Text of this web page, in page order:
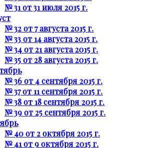
№ 31 от 31 июля 2015 г.
№ 32 от 7 августа 2015 г.
№ 33 от 14 августа 2015 г.
№ 34 от 21 августа 2015 г.
№ 35 от 28 августа 2015 г.
№ 36 от 4 сентября 2015 г.
№ 37 от 11 сентября 2015 г.
№ 38 от 18 сентября 2015 г.
№ 39 от 25 сентября 2015 г.
№ 40 от 2 октября 2015 г.
№ 41 от 9 октября 2015 г.